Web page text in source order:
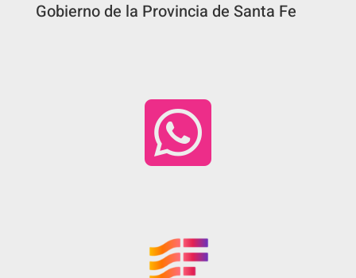
Gobierno de la Provincia de Santa Fe
